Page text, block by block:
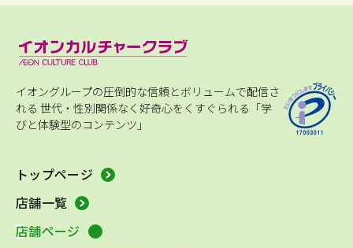
イオングループの圧倒的な信頼とボリュームで配信さ
れる 世代・性別関係なく好奇心をくすぐられる「学
びと体験型のコンテンツ」
トップページ
店舗一覧
店舗ページ